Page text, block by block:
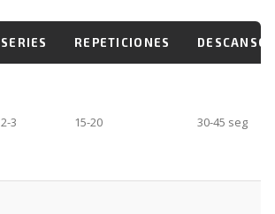
SERIES REPETICIONES DESCANSO
2-3 15-20 30-45 seg